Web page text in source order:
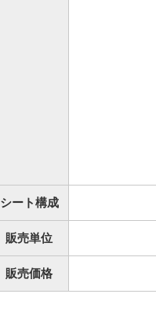
シート構成
販売単位
販売価格